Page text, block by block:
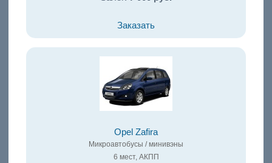
Заказать
Opel Zafira
Микроавтобусы / минивэны
6 мест, АКПП